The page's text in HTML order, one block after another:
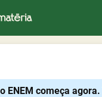
ENEM começa agora.